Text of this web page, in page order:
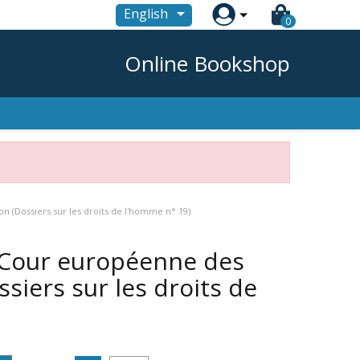
English  0
Online Bookshop
(Dossiers sur les droits de l'homme n° 19)
européenne des
sur les droits de